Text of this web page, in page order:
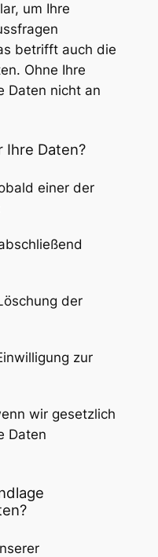
um Ihre
betrifft auch die
Ohne Ihre
Daten nicht an
Ihre Daten?
einer der
der
zur
wir gesetzlich
Daten